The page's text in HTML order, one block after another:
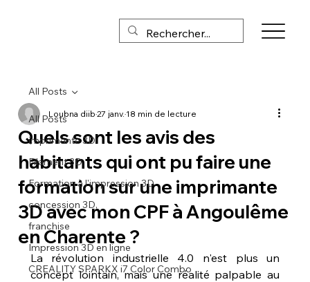
All Posts
imprimante 3D
Filament 3D
Formation à l'impression 3D
concession 3D,
franchise
Impression 3D en ligne
CREALITY SPARKX i7 Color Combo
All Posts
Quels sont les avis des
habitants qui ont pu faire une
formation sur une imprimante
3D avec mon CPF à Angoulême
en Charente ?
Loubna diib27 janv. 18 min de lecture
La révolution industrielle 4.0 n'est plus un
concept lointain, mais une réalité palpable au